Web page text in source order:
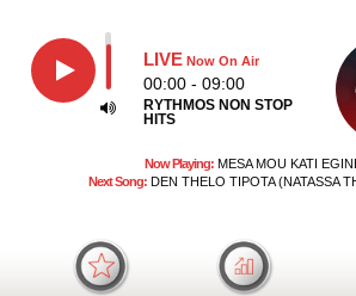
LIVE Now On Air
00:00 - 09:00
RYTHMOS NON STOP
HITS
Now Playing: MESA MOU KATI
Next Song: DEN THELO TIPOTA (NATASSA